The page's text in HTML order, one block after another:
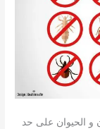
و الحيوان على حد